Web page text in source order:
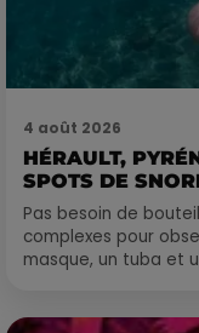
4 août 2026
HÉRAULT,
SPOTS DE
Pas besoin de
complexes pour
masque, un tuba et